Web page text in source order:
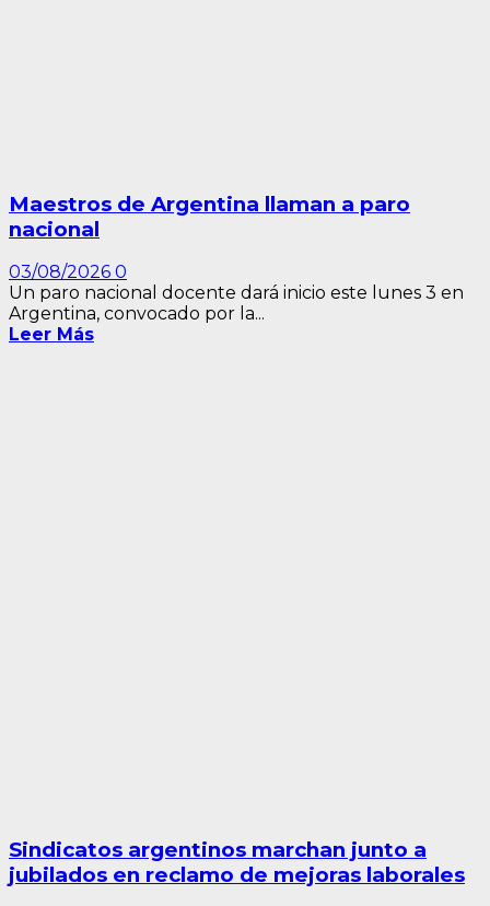
Maestros de Argentina llaman a paro
nacional
03/08/2026 0
Un paro nacional docente dará inicio este lunes 3 en
Argentina, convocado por la...
Leer Más
Sindicatos argentinos marchan junto a
jubilados en reclamo de mejoras laborales